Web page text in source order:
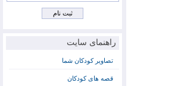
راهنمای سایت
تصاویر کودکان شما
قصه های کودکان